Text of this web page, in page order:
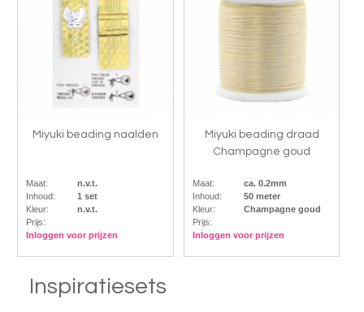
Miyuki beading naalden
Maat:
n.v.t.
Inhoud:
1 set
Kleur:
n.v.t.
Prijs:
Inloggen voor prijzen
Miyuki beading draad
Champagne goud
Maat:
ca. 0.2mm
Inhoud:
50 meter
Kleur:
Champagne goud
Prijs:
Inloggen voor prijzen
Inspiratiesets